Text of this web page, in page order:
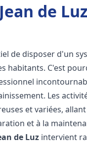
de
de disposer d'un
habitants. C'est
Les
et variées,
et à la
de Luz intervient